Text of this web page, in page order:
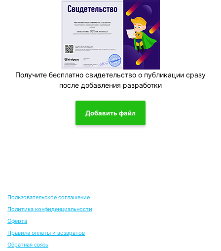
Получите бесплатно свидетельство о публикации сразу
после добавления разработки
Добавить файл
Пользовательское соглашение
Политика конфиденциальности
Оферта
Правила оплаты и возвратов
Обратная связь